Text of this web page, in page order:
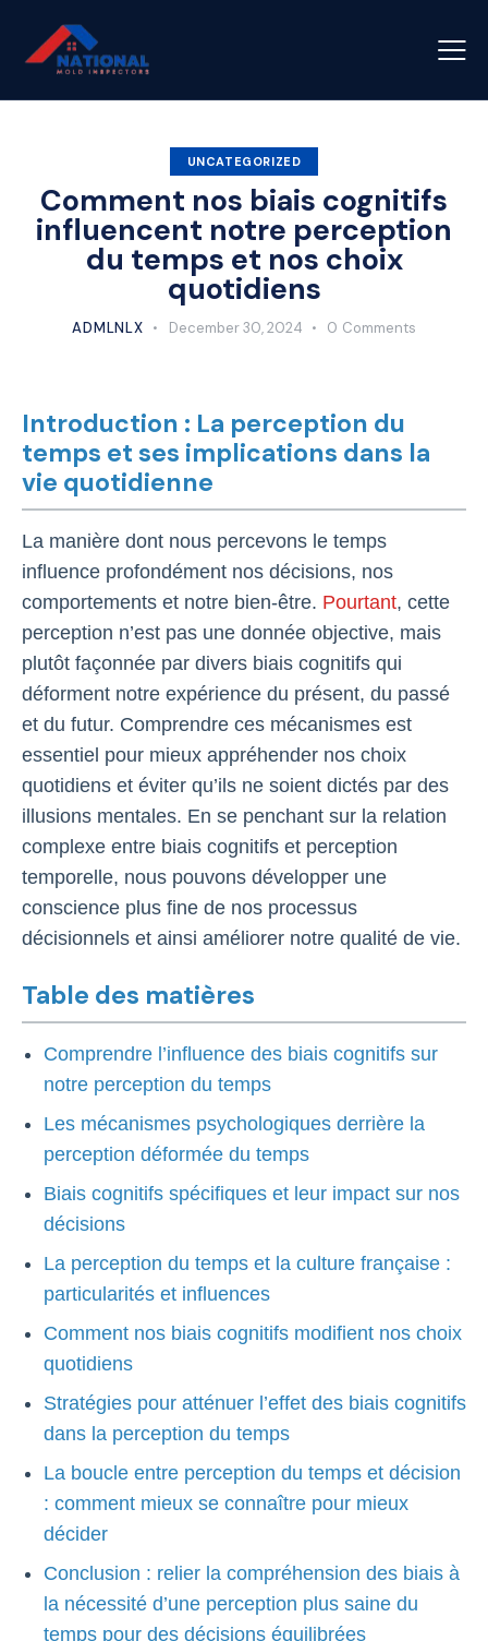
UNCATEGORIZED
Comment nos biais cognitifs
influencent notre perception
du temps et nos choix
quotidiens
ADMLNLX December 30, 2024 0 Comments
Introduction : La perception du
temps et ses implications dans la
vie quotidienne
La manière dont nous percevons le temps
influence profondément nos décisions, nos
comportements et notre bien-être. Pourtant, cette
perception n’est pas une donnée objective, mais
plutôt façonnée par divers biais cognitifs qui
déforment notre expérience du présent, du passé
et du futur. Comprendre ces mécanismes est
essentiel pour mieux appréhender nos choix
quotidiens et éviter qu’ils ne soient dictés par des
illusions mentales. En se penchant sur la relation
complexe entre biais cognitifs et perception
temporelle, nous pouvons développer une
conscience plus fine de nos processus
décisionnels et ainsi améliorer notre qualité de vie.
Table des matières
Comprendre l’influence des biais cognitifs sur
notre perception du temps
Les mécanismes psychologiques derrière la
perception déformée du temps
Biais cognitifs spécifiques et leur impact sur nos
décisions
La perception du temps et la culture française :
particularités et influences
Comment nos biais cognitifs modifient nos choix
quotidiens
Stratégies pour atténuer l’effet des biais cognitifs
dans la perception du temps
La boucle entre perception du temps et décision
: comment mieux se connaître pour mieux
décider
Conclusion : relier la compréhension des biais à
la nécessité d’une perception plus saine du
temps pour des décisions équilibrées